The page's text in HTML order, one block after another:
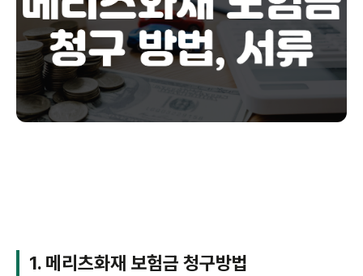
1. 메리츠화재 보험금 청구방법